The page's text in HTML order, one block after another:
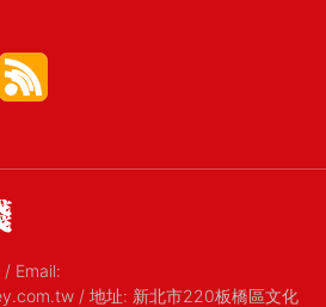
/ Email:
/ 地址: 新北市220板橋區文化